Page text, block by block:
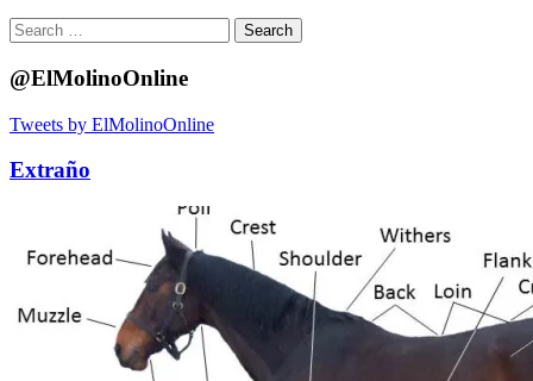
Search
for:
@ElMolinoOnline
Tweets by ElMolinoOnline
Extraño